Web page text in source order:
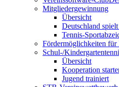
Mitgliedergewinnung
Übersicht
Deutschland
Tennis-
Fördermöglichkeiten für
Schul-/
Übersicht
Kooperation
Jugend trainiert